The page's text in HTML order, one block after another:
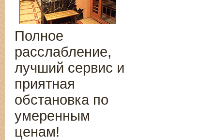
Полное
расслабление,
лучший сервис и
приятная
обстановка по
умеренным
ценам!